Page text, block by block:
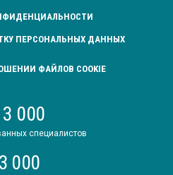
ПЕРСОНАЛЬНЫХ ДАННЫХ
ФАЙЛОВ COOKIE
000
специалистов
000